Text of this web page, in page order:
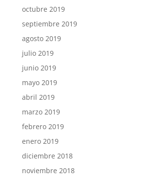
octubre 2019
septiembre 2019
agosto 2019
julio 2019
junio 2019
mayo 2019
abril 2019
marzo 2019
febrero 2019
enero 2019
diciembre 2018
noviembre 2018